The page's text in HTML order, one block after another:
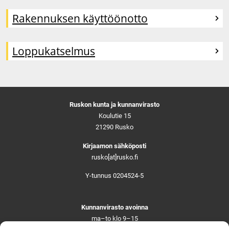
Rakennuksen käyttöönotto
Loppukatselmus
Ruskon kunta ja kunnanvirasto
Koulutie 15
21290 Rusko
Kirjaamon sähköposti
rusko[at]rusko.fi
Y-tunnus 0204524-5
Kunnanvirasto avoinna
ma–to klo 9–15